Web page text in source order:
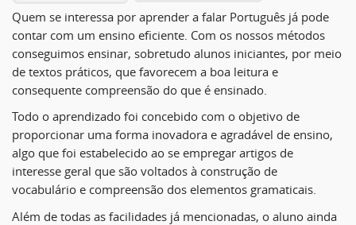
Quem se interessa por aprender a falar Português já pode
contar com um ensino eficiente. Com os nossos métodos
conseguimos ensinar, sobretudo alunos iniciantes, por meio
de textos práticos, que favorecem a boa leitura e
consequente compreensão do que é ensinado.
Todo o aprendizado foi concebido com o objetivo de
proporcionar uma forma inovadora e agradável de ensino,
algo que foi estabelecido ao se empregar artigos de
interesse geral que são voltados à construção de
vocabulário e compreensão dos elementos gramaticais.
Além de todas as facilidades já mencionadas, o aluno ainda